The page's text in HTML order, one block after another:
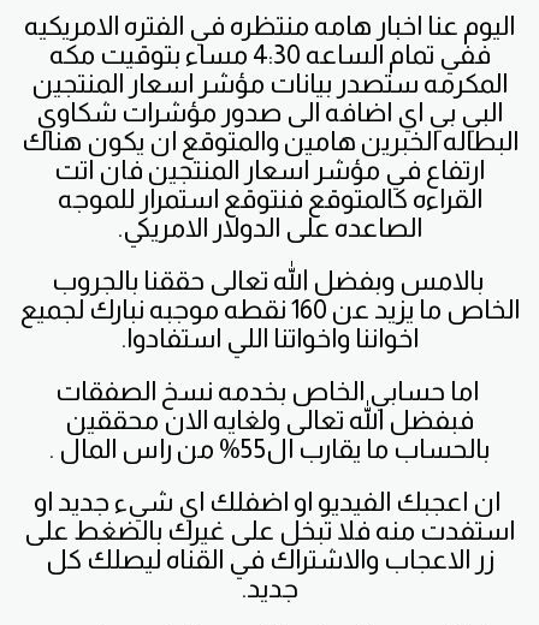
اليوم عنا اخبار هامه منتظره في الفتره الامريكيه
ففي تمام الساعه 4:30 مساء بتوقيت مكه
المكرمه ستصدر بيانات مؤشر اسعار المنتجين
البي بي اي اضافه الى صدور مؤشرات شكاوي
البطاله الخبرين هامين والمتوقع ان يكون هناك
ارتفاع في مؤشر اسعار المنتجين فان اتت
القراءه كالمتوقع فنتوقع استمرار للموجه
الصاعده على الدولار الامريكي.
بالامس وبفضل الله تعالى حققنا بالجروب
الخاص ما يزيد عن 160 نقطه موجبه نبارك لجميع
اخواننا واخواتنا اللي استفادوا.
اما حسابي الخاص بخدمه نسخ الصفقات
فبفضل الله تعالى ولغايه الان محققين
بالحساب ما يقارب ال55% من راس المال .
ان اعجبك الفيديو او اضفلك اي شيء جديد او
استفدت منه فلا تبخل على غيرك بالضغط على
زر الاعجاب والاشتراك في القناه ليصلك كل
جديد.